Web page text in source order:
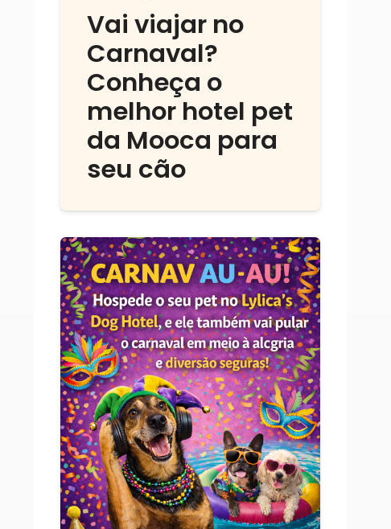
Vai viajar no
Carnaval?
Conheça o
melhor hotel pet
da Mooca para
seu cão